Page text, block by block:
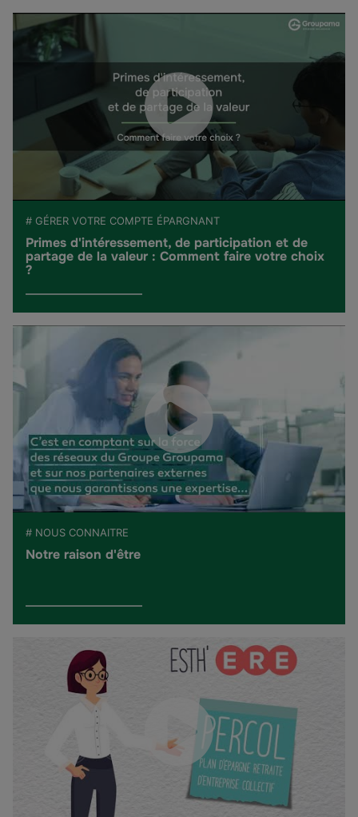
# GÉRER VOTRE COMPTE ÉPARGNANT
Primes d'intéressement, de participation et de
partage de la valeur : Comment faire votre choix
?
# NOUS CONNAITRE
Notre raison d'être